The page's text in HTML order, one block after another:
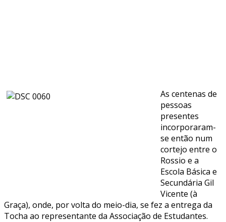
As centenas de
pessoas
presentes
incorporaram-
se então num
cortejo entre o
Rossio e a
Escola Básica e
Secundária Gil
Vicente (à
Graça), onde, por volta do meio-dia, se fez a entrega da
Tocha ao representante da Associação de Estudantes.